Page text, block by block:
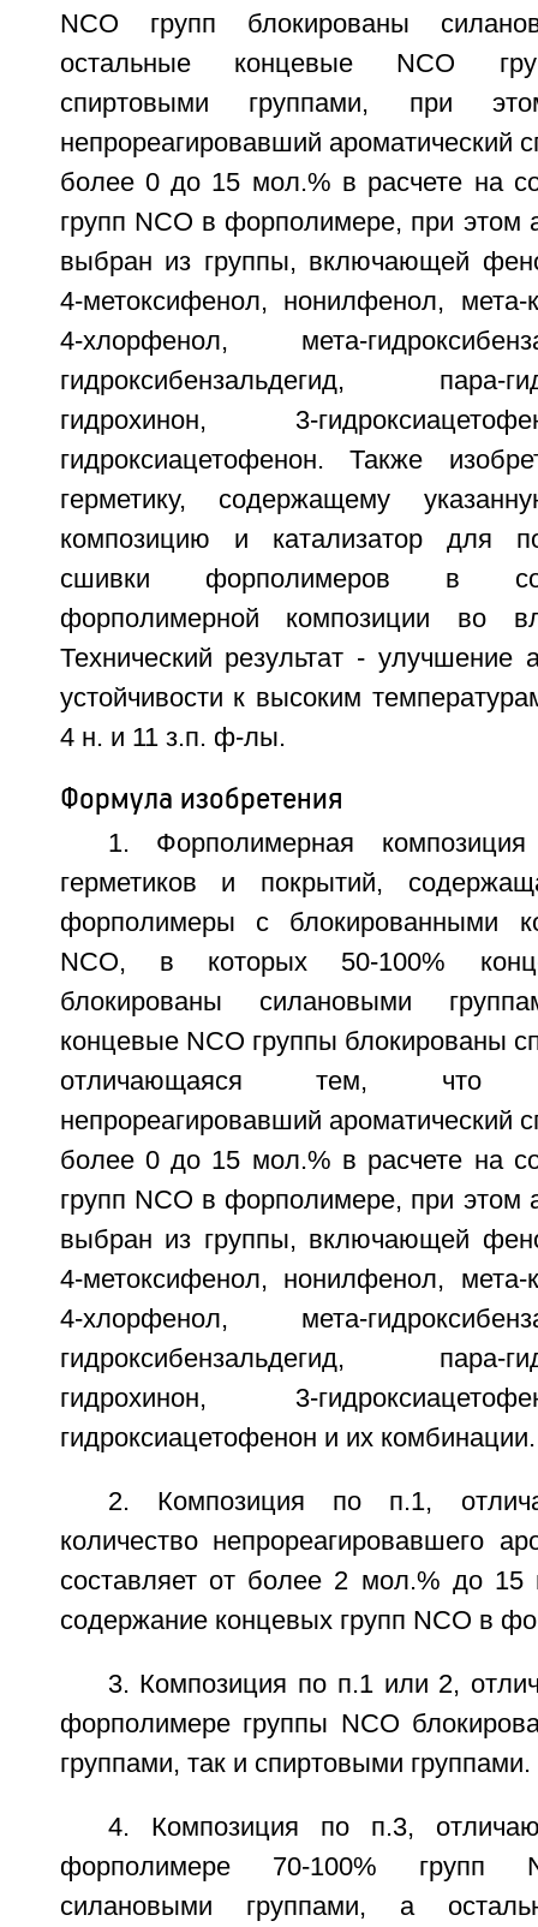
NCO групп блокированы
остальные концевые NCO
спиртовыми группами, при
непрореагировавший ароматический
более 0 до 15 мол.% в расчете на
групп NCO в форполимере, при этом
выбран из группы, включающей
4-метоксифенол, нонилфенол, мета-
4-хлорфенол, мета-
гидроксибензальдегид, пара-
гидрохинон, 3-
гидроксиацетофенон. Также
герметику, содержащему
композицию и катализатор для
сшивки форполимеров в
форполимерной композиции во
Технический результат - улучшение
устойчивости к высоким
4 н. и 11 з.п. ф-лы.
Формула изобретения
1. Форполимерная
герметиков и покрытий,
форполимеры с блокированными
NCO, в которых 50-100%
блокированы силановыми
концевые NCO группы блокированы
отличающаяся тем, что
непрореагировавший ароматический
более 0 до 15 мол.% в расчете на
групп NCO в форполимере, при этом
выбран из группы, включающей
4-метоксифенол, нонилфенол, мета-
4-хлорфенол, мета-
гидроксибензальдегид, пара-
гидрохинон, 3-
гидроксиацетофенон и их комбинации.
2. Композиция по п.1,
количество непрореагировавшего
составляет от более 2 мол.% до 15
содержание концевых групп NCO в
3. Композиция по п.1 или 2,
форполимере группы NCO
группами, так и спиртовыми группами.
4. Композиция по п.3,
форполимере 70-100% групп
силановыми группами, а